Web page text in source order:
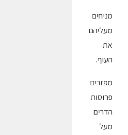
מניחים
מעליהם
את
העוף.
מפזרים
פרוסות
הדרים
מעל